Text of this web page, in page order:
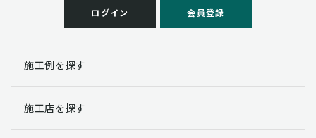
客様には、貴殿の個人情報の利用目的の通知、開示、訂
理・機密保持などによりお客様の個人情報の漏洩防止に
個人情報提出の任意性
ログイン 会員登録
施工例を探す
施工店を探す